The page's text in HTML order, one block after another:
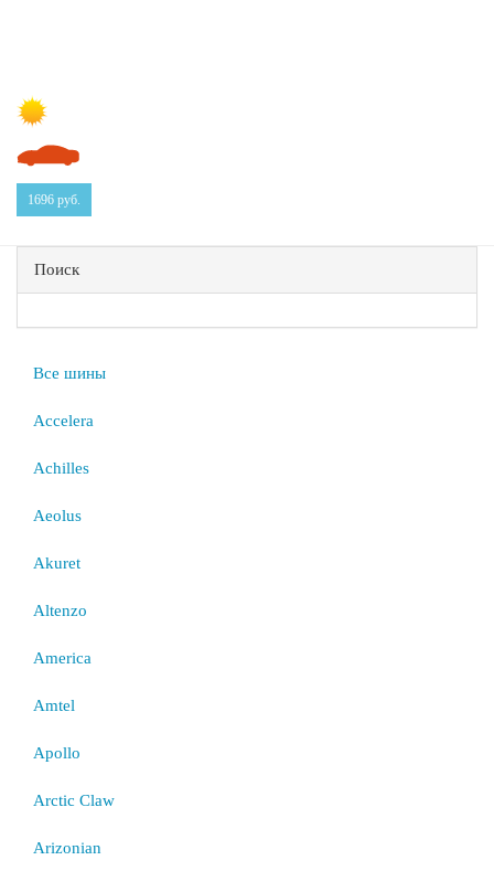
1696 руб.
Поиск
Все шины
Accelera
Achilles
Aeolus
Akuret
Altenzo
America
Amtel
Apollo
Arctic Claw
Arizonian